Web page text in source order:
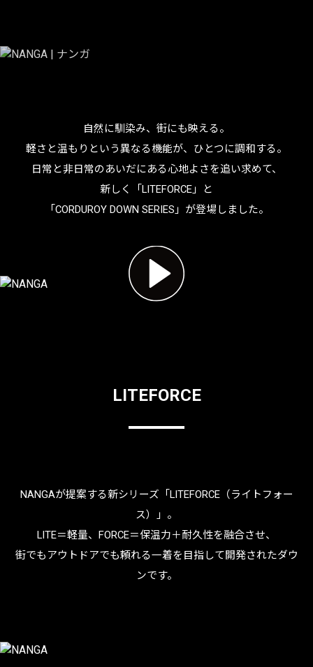
自然に馴染み、街にも映える。
軽さと温もりという異なる機能が、ひとつに調和する。
日常と非日常のあいだにある心地よさを追い求めて、
新しく「LITEFORCE」と
「CORDUROY DOWN SERIES」が登場しました。
LITEFORCE
NANGAが提案する新シリーズ「LITEFORCE（ライトフォー
ス）」。
LITE＝軽量、FORCE＝保温力＋耐久性を融合させ、
街でもアウトドアでも頼れる一着を目指して開発されたダウ
ンです。